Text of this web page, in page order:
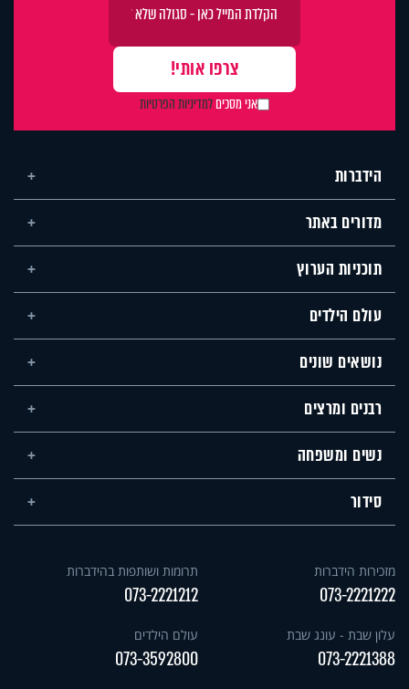
אני מסכיםלמדיניות הפרטיות
הידברות
מדורים באתר
תוכניות הערוץ
עולם הילדים
נושאים שונים
רבנים ומרצים
נשים ומשפחה
סידור
מזכירות הידברות
073-2221222
תרומות ושותפות בהידברות
073-2221212
עלון שבת - עונג שבת
073-2221388
עולם הילדים
073-3592800